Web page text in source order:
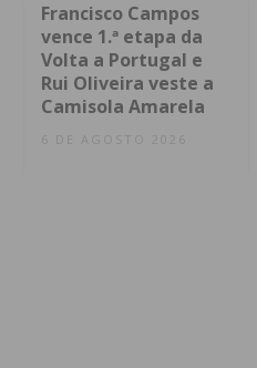
Francisco Campos
vence 1.ª etapa da
Volta a Portugal e
Rui Oliveira veste a
Camisola Amarela
6 DE AGOSTO 2026